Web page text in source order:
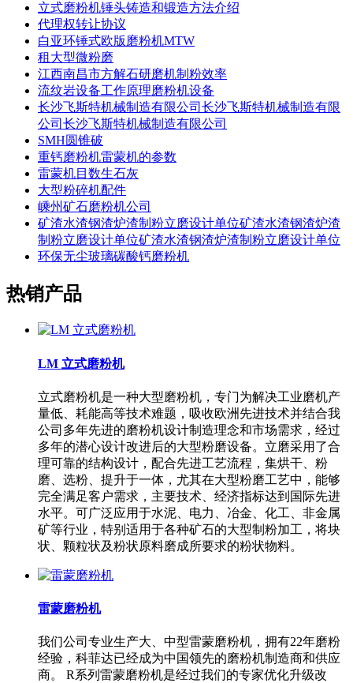
立式磨粉机锤头铸造和锻造方法介绍
代理权转让协议
白亚环锤式欧版磨粉机MTW
租大型微粉磨
江西南昌市方解石研磨机制粉效率
流纹岩设备工作原理磨粉机设备
长沙飞斯特机械制造有限公司长沙飞斯特机械制造有限
公司长沙飞斯特机械制造有限公司
SMH圆锥破
重钙磨粉机雷蒙机的参数
雷蒙机目数生石灰
大型粉碎机配件
嵊州矿石磨粉机公司
矿渣水渣钢渣炉渣制粉立磨设计单位矿渣水渣钢渣炉渣
制粉立磨设计单位矿渣水渣钢渣炉渣制粉立磨设计单位
环保无尘玻璃碳酸钙磨粉机
热销产品
LM 立式磨粉机
立式磨粉机是一种大型磨粉机，专门为解决工业磨机产
量低、耗能高等技术难题，吸收欧洲先进技术并结合我
公司多年先进的磨粉机设计制造理念和市场需求，经过
多年的潜心设计改进后的大型粉磨设备。立磨采用了合
理可靠的结构设计，配合先进工艺流程，集烘干、粉
磨、选粉、提升于一体，尤其在大型粉磨工艺中，能够
完全满足客户需求，主要技术、经济指标达到国际先进
水平。可广泛应用于水泥、电力、冶金、化工、非金属
矿等行业，特别适用于各种矿石的大型制粉加工，将块
状、颗粒状及粉状原料磨成所要求的粉状物料。
雷蒙磨粉机
我们公司专业生产大、中型雷蒙磨粉机，拥有22年磨粉
经验，科菲达已经成为中国领先的磨粉机制造商和供应
商。 R系列雷蒙磨粉机是经过我们的专家优化升级改